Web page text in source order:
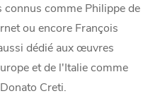
comme Philippe de
ou encore François
dédié aux œuvres
et de l'Italie comme
Creti.